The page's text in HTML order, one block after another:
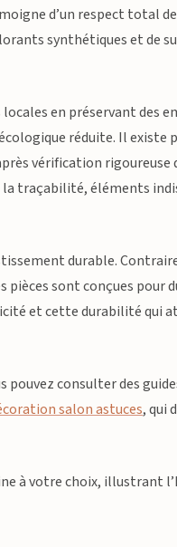
d’un respect total
synthétiques et de
en préservant des
réduite. Il existe
vérification rigoureuse
traçabilité, éléments
durable.
pièces sont conçues pour
et cette durabilité qui
consulter des
salon astuces, qui
à votre choix, illustrant